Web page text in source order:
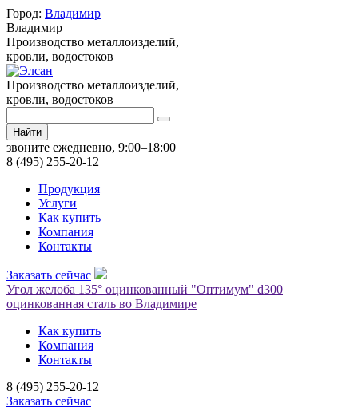
Город: Владимир
Владимир
Производство металлоизделий,
кровли, водостоков
Производство металлоизделий,
кровли, водостоков
Найти
звоните ежедневно, 9:00–18:00
8 (495) 255-20-12
Продукция
Услуги
Как купить
Компания
Контакты
Заказать сейчас
Угол желоба 135° оцинкованный "Оптимум" d300
оцинкованная сталь во Владимире
Как купить
Компания
Контакты
8 (495) 255-20-12
Заказать сейчас